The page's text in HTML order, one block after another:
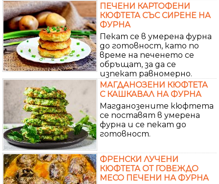
ПЕЧЕНИ КАРТОФЕНИ
КЮФТЕТА СЪС СИРЕНЕ НА
ФУРНА
Пекат се в умерена фурна
до готовност, като по
време на печенето се
обръщат, за да се
изпекат равномерно.
МАГДАНОЗЕНИ КЮФТЕТА
С КАШКАВАЛ НА ФУРНА
Магданозените кюфтета
се поставят в умерена
фурна и се пекат до
готовност.
ФРЕНСКИ ЛУЧЕНИ
КЮФТЕТА ОТ ГОВЕЖДО
МЕСО ПЕЧЕНИ НА ФУРНА